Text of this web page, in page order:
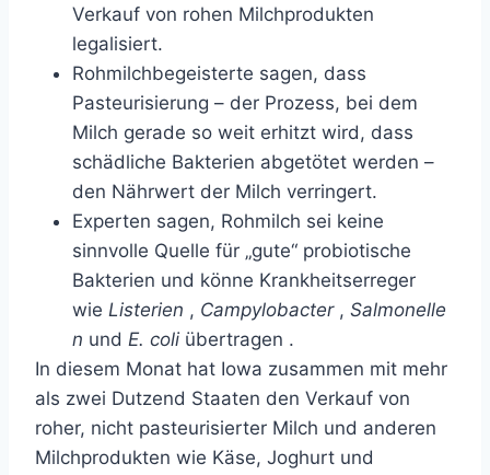
Verkauf von rohen Milchprodukten
legalisiert.
Rohmilchbegeisterte sagen, dass
Pasteurisierung – der Prozess, bei dem
Milch gerade so weit erhitzt wird, dass
schädliche Bakterien abgetötet werden –
den Nährwert der Milch verringert.
Experten sagen, Rohmilch sei keine
sinnvolle Quelle für „gute“ probiotische
Bakterien und könne Krankheitserreger
wie Listerien , Campylobacter, Salmonelle
n und E. coli übertragen .
In diesem Monat hat Iowa zusammen mit mehr
als zwei Dutzend Staaten den Verkauf von
roher, nicht pasteurisierter Milch und anderen
Milchprodukten wie Käse, Joghurt und